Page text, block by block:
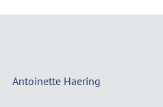
Antoinette Haering